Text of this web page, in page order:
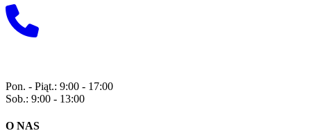
Pon. - Piąt.: 9:00 - 17:00
Sob.: 9:00 - 13:00
O NAS